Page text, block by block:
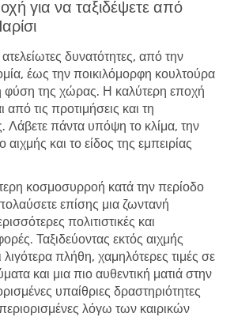
για να ταξιδέψετε από
δυνατότητες, από την
έως την ποικιλόμορφη κουλτούρα
φύση της χώρας. Η καλύτερη εποχή
από τις προτιμήσεις και τη
Λάβετε πάντα υπόψη το κλίμα, την
αιχμής και το είδος της εμπειρίας
κοσμοσυρροή κατά την περίοδο
επίσης μια ζωντανή
πολιτιστικές και
Ταξιδεύοντας εκτός αιχμής
πλήθη, χαμηλότερες τιμές σε
και μια πιο αυθεντική ματιά στην
υπαίθριες δραστηριότητες
περιορισμένες λόγω των καιρικών